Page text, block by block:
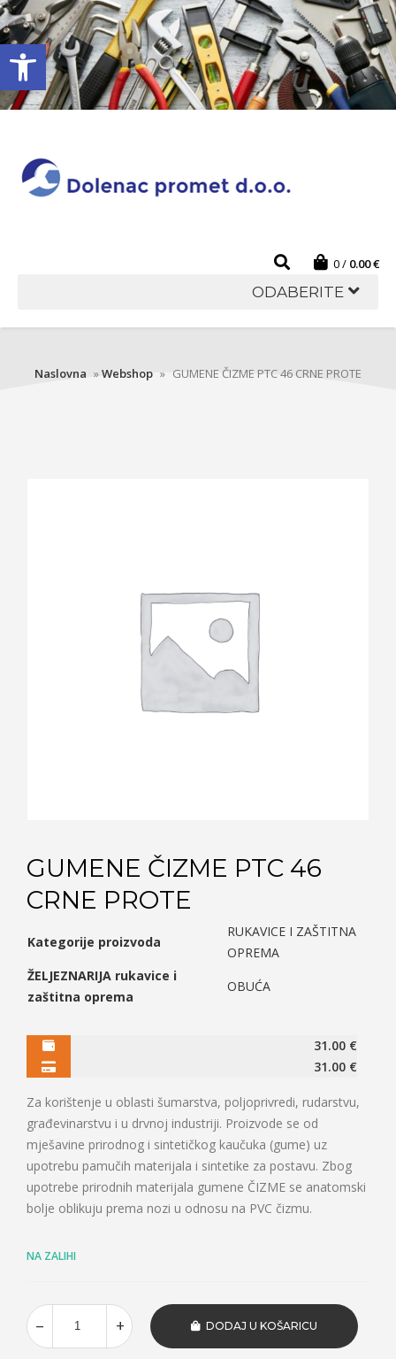
Open toolbar
0 0.00€
ODABERITE
Naslovna »Webshop » GUMENE ČIZME PTC 46 CRNE PROTE
GUMENE ČIZME PTC 46
CRNE PROTE
Kategorije proizvoda
RUKAVICE I ZAŠTITNA
OPREMA
ŽELJEZNARIJA rukavice i
zaštitna oprema
OBUĆA
31.00 €
31.00 €
Za korištenje u oblasti šumarstva, poljoprivredi, rudarstvu,
građevinarstvu i u drvnoj industriji. Proizvode se od
mješavine prirodnog i sintetičkog kaučuka (gume) uz
upotrebu pamučih materijala i sintetike za postavu. Zbog
upotrebe prirodnih materijala gumene ČIZME se anatomski
bolje oblikuju prema nozi u odnosu na PVC čizmu.
NA ZALIHI
DODAJ U KOŠARICU